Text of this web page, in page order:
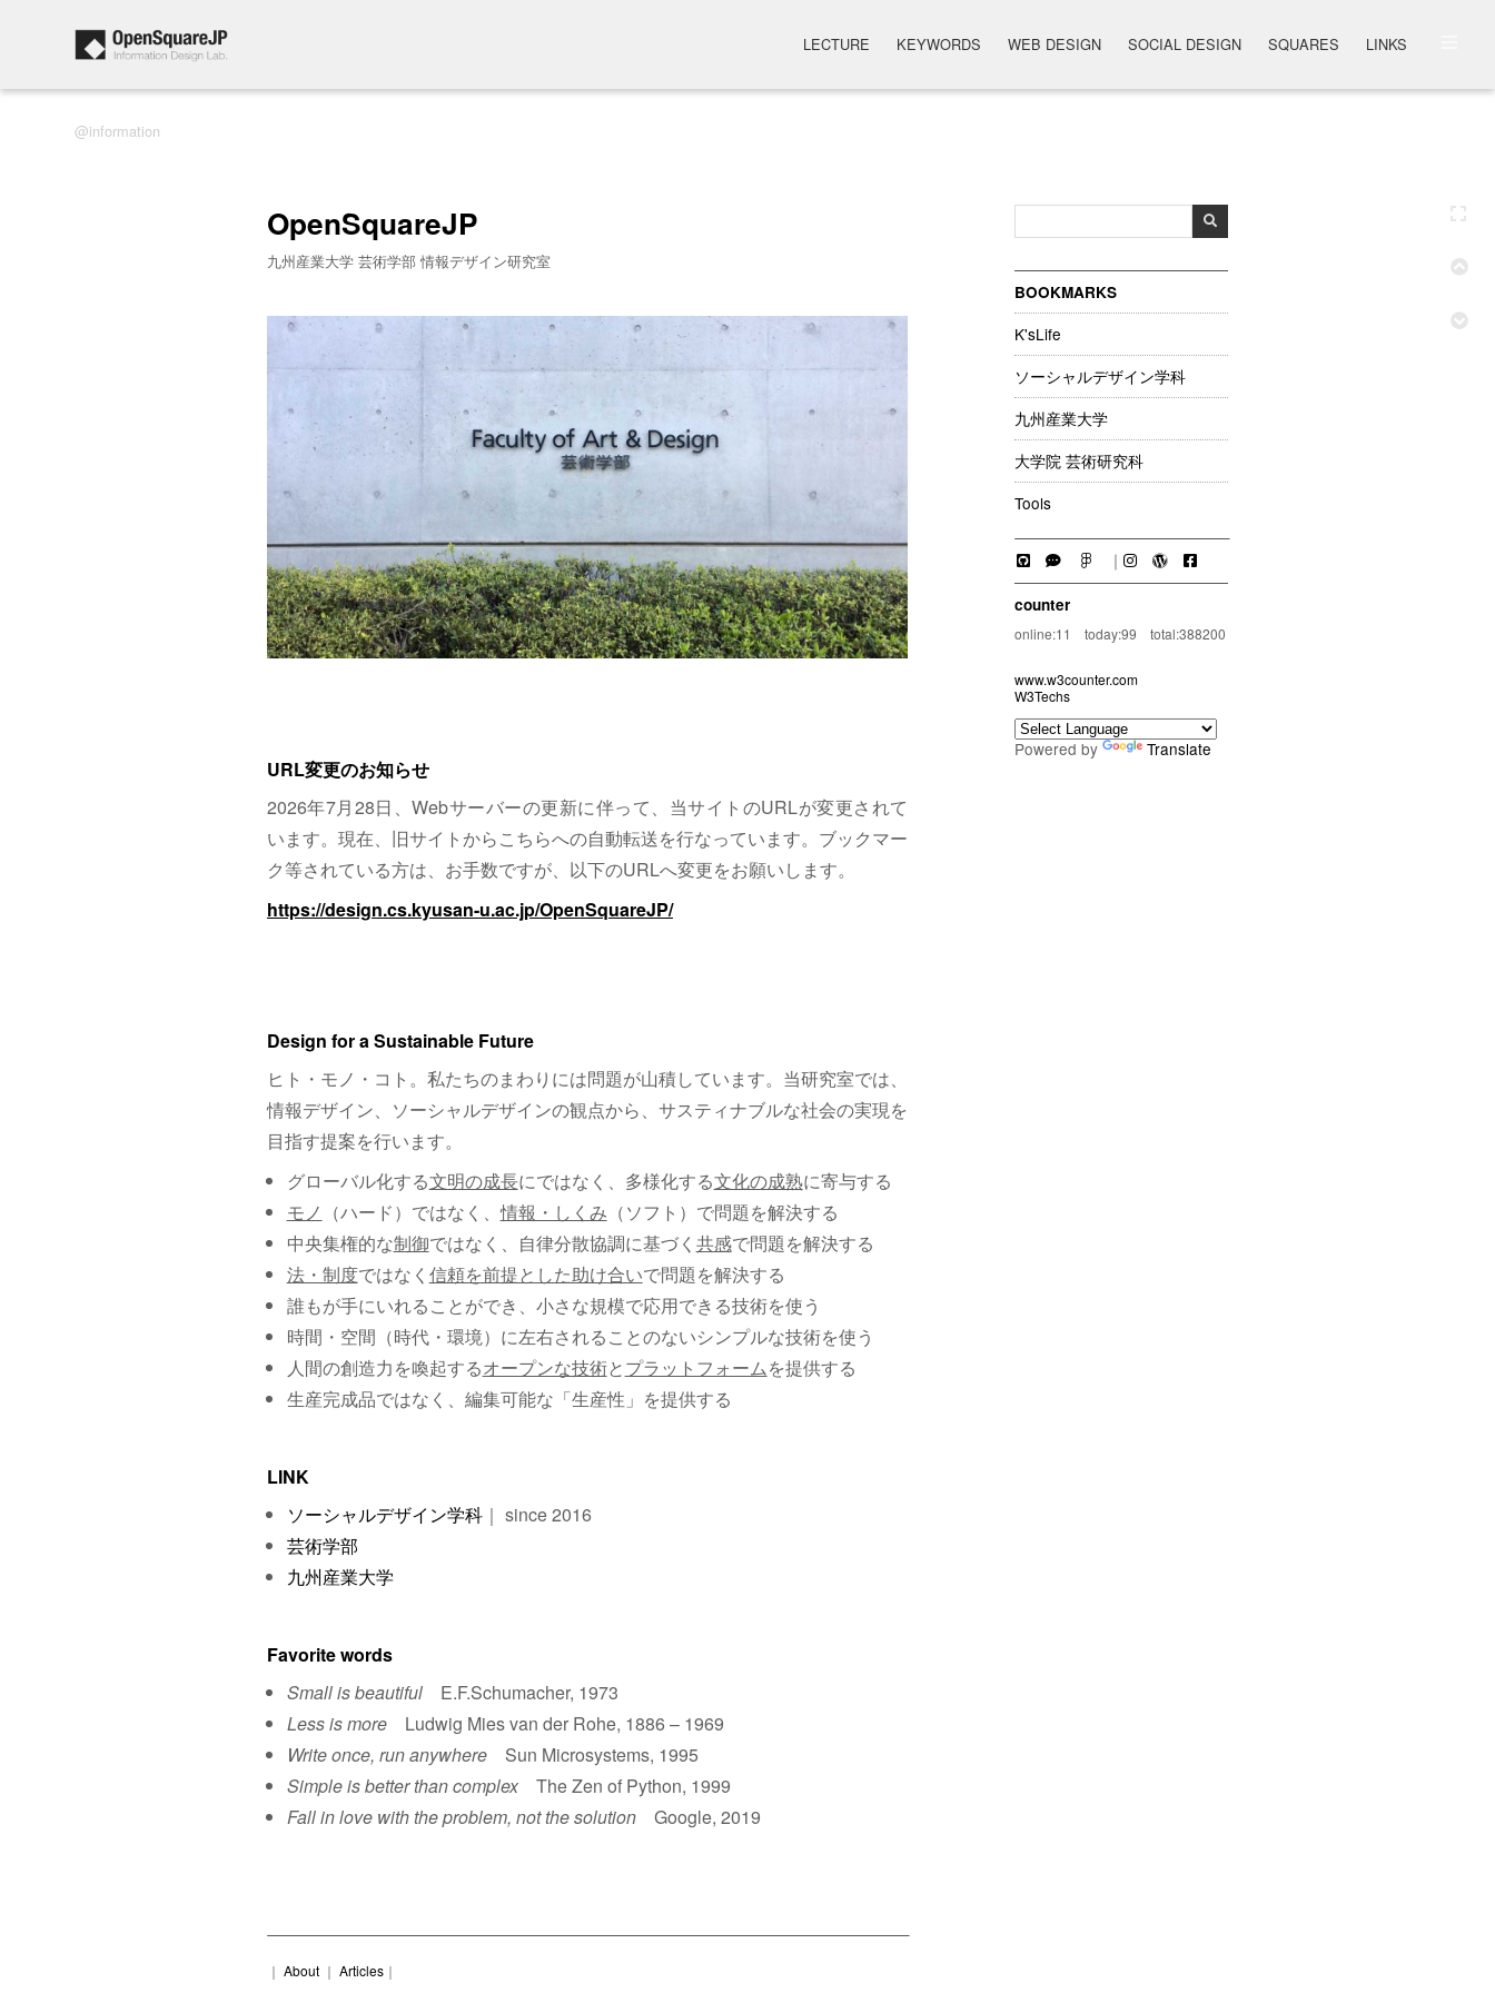
information
LECTURE KEYWORDS WEB DESIGN SOCIAL DESIGN SQUARES LINKS
BOOKMARKS
K'sLife
ソーシャルデザイン学科
九州産業大学
大学院 芸術研究科
Tools
｜
counter
online:11 today:99 total:388200
www.w3counter.com
W3Techs
Powered by Translate
OpenSquareJP
九州産業大学 芸術学部 情報デザイン研究室
URL変更のお知らせ
2026年7月28日、Webサーバーの更新に伴って、当サイトのURLが変更されて
います。現在、旧サイトからこちらへの自動転送を行なっています。ブックマー
ク等されている方は、お手数ですが、以下のURLへ変更をお願いします。
https://design.cs.kyusan-u.ac.jp/OpenSquareJP/
Design for a Sustainable Future
ヒト・モノ・コト。私たちのまわりには問題が山積しています。当研究室では、
情報デザイン、ソーシャルデザインの観点から、サスティナブルな社会の実現を
目指す提案を行います。
グローバル化する文明の成長にではなく、多様化する文化の成熟に寄与する
モノ （ハード）ではなく、情報・しくみ （ソフト）で問題を解決する
中央集権的な制御ではなく、自律分散協調に基づく 共感で問題を解決する
法・制度ではなく 信頼を前提とした助け合いで問題を解決する
誰もが手にいれることができ、小さな規模で応用できる技術を使う
時間・空間（時代・環境）に左右されることのないシンプルな技術を使う
人間の創造力を喚起するオープンな技術とプラットフォームを提供する
生産完成品ではなく、編集可能な「生産性」を提供する
LINK
ソーシャルデザイン学科｜ since 2016
芸術学部
九州産業大学
Favorite words
Small is beautifulE.F.Schumacher, 1973
Less is moreLudwig Mies van der Rohe, 1886 – 1969
Write once, run anywhereSun Microsystems, 1995
Simple is better than complexThe Zen of Python, 1999
Fall in love with the problem, not the solutionGoogle, 2019
｜ About ｜ Articles ｜